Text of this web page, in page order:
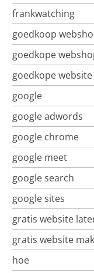
frankwatching
goedkoop
goedkope
goedkope website
google
google adwords
google chrome
google meet
google search
google sites
gratis website
gratis website
hoe